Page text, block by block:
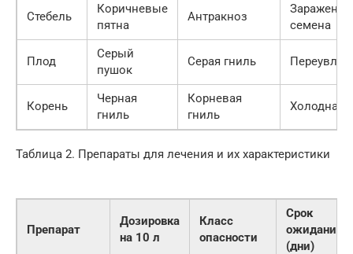
Стебель
Коричневые
пятна
Антракноз
семена
Плод
Серый
пушок
Серая гниль
Корень
Черная
гниль
Корневая
гниль
Холодная
Таблица 2. Препараты для лечения и их характеристики
Препарат
Дозировка
на 10 л
Класс
опасности
Срок
ожидания
(дни)